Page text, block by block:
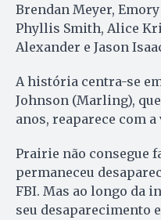
Brendan Meyer,
Phyllis Smith, Alice
Alexander e Jason
A história centra-se
Johnson (Marling),
anos, reaparece com
Prairie não consegue
permaneceu
FBI. Mas ao longo da
seu desaparecimento